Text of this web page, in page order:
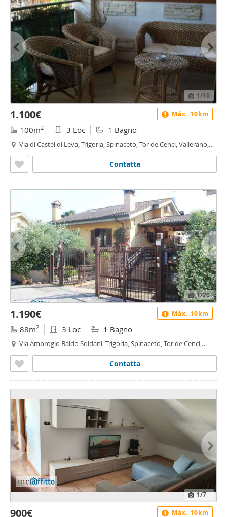
1/10
1.100€
100m2 3 Loc 1 Bagno
Via di Castel di Leva, Trigoria, Spinaceto, Tor de Cenci, Vallerano,
Contatta
Máx. 10km
1/20
1.190€
88m2 3 Loc 1 Bagno
Via Ambrogio Baldo Soldani, Trigoria, Spinaceto, Tor de Cenci,
Contatta
Máx. 10km
1/7
900€ Máx. 10km